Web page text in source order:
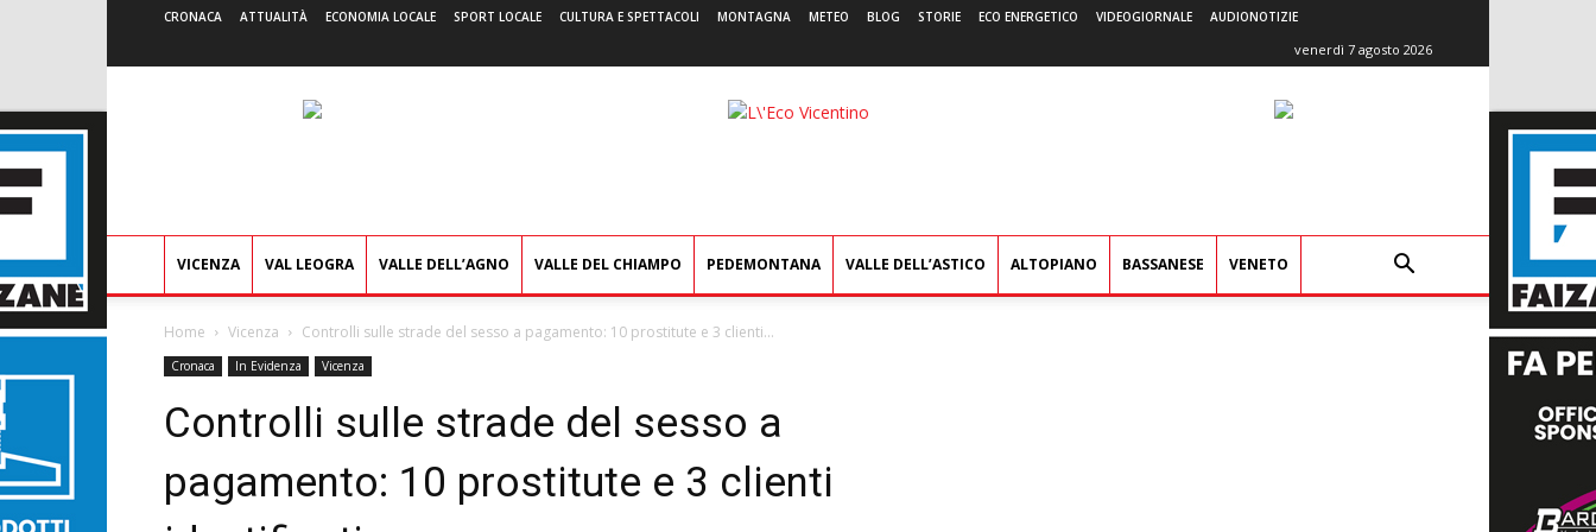
CRONACA ATTUALITÀ ECONOMIA LOCALE SPORT LOCALE CULTURA E SPETTACOLI MONTAGNA METEO BLOG STORIE ECO ENERGETICO VIDEOGIORNALE AUDIONOTIZIE
venerdì 7 agosto 2026
L'Eco
VICENZA VAL LEOGRA VALLE DELL’AGNO VALLE DEL CHIAMPO PEDEMONTANA VALLE DELL’ASTICO ALTOPIANO BASSANESE VENETO
Home Vicenza Controlli sulle strade del sesso a pagamento: 10 prostitute e 3 clienti...
Cronaca In Evidenza Vicenza
Controlli sulle strade del sesso a
pagamento: 10 prostitute e 3 clienti